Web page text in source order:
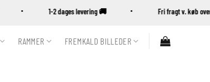
1-2 dages levering 🚚 Fri fragt v. køb
RAMMER FREMKALD BILLEDER